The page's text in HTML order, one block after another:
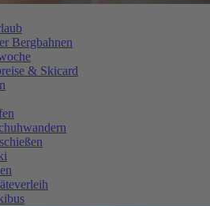
Bergbahnen
& Skicard